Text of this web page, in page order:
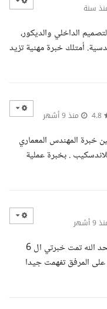
سنة
الداخلي والديكور،
أمتلك خبرة مهنية تزيد
منذ 9 أشهر
خبرة المهندس المعماري
. بخبرة عملية
9 أشهر
السلام عليكم معكم مهندس عبدالرحمن , انا بحد الله تمت خبرتي ال 6
المرفق تفهمت جيدا